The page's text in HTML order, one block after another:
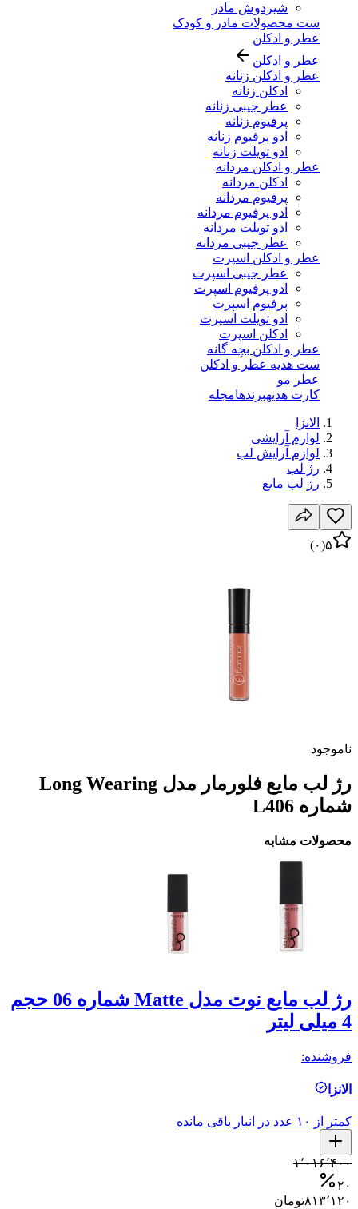
شیردوش مادر
ست محصولات مادر و کودک
عطر و ادکلن
عطر و ادکلن
عطر و ادکلن زنانه
ادکلن زنانه
عطر جیبی زنانه
پرفیوم زنانه
ادو پرفیوم زنانه
ادو تویلت زنانه
عطر و ادکلن مردانه
ادکلن مردانه
پرفیوم مردانه
ادو پرفیوم مردانه
ادو تویلت مردانه
عطر جیبی مردانه
عطر و ادکلن اسپرت
عطر جیبی اسپرت
ادو پرفیوم اسپرت
پرفیوم اسپرت
ادو تویلت اسپرت
ادکلن اسپرت
عطر و ادکلن بچه گانه
ست هدیه عطر و ادکلن
عطر مو
کارت هدیهبرندهامجله
الانزا
لوازم آرایشی
لوازم آرایش لب
رژ لب
رژ لب مایع
۵(۰)
ناموجود
رژ لب مایع فلورمار مدل Long Wearing
شماره L406
محصولات مشابه
رژ لب مایع نوت مدل Matte شماره 06 حجم
4 میلی لیتر
فروشنده:
الانزا
کمتر از ۱۰ عدد در انبار باقی مانده
۱٬۰۱۶٬۴۰۰
۲۰
۸۱۳٬۱۲۰تومان